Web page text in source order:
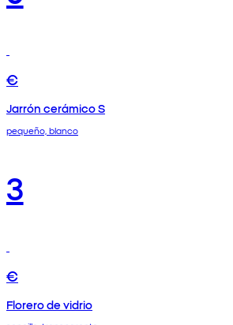
€
Jarrón cerámico S
pequeño, blanco
3
€
Florero de vidrio